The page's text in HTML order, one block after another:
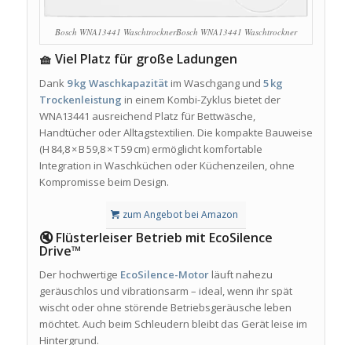
Bosch WNA13441 WaschtrocknerBosch WNA13441 Waschtrockner
🧺 Viel Platz für große Ladungen
Dank 9 kg Waschkapazitätim Waschgang und 5 kg
Trockenleistung in einem Kombi-Zyklus bietet der
WNA13441 ausreichend Platz für Bettwäsche,
Handtücher oder Alltagstextilien. Die kompakte Bauweise
(H 84,8 × B 59,8 × T 59 cm) ermöglicht komfortable
Integration in Waschküchen oder Küchenzeilen, ohne
Kompromisse beim Design.
zum Angebot bei Amazon
🔇 Flüsterleiser Betrieb mit EcoSilence
Drive™
Der hochwertige EcoSilence-Motorläuft nahezu
geräuschlos und vibrationsarm – ideal, wenn ihr spät
wischt oder ohne störende Betriebsgeräusche leben
möchtet. Auch beim Schleudern bleibt das Gerät leise im
Hintergrund.